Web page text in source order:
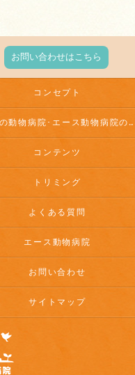
お問い合わせはこちら
コンセプト
奈良の動物病院･エース動物病院の評判
コンテンツ
トリミング
よくある質問
エース動物病院
お問い合わせ
サイトマップ